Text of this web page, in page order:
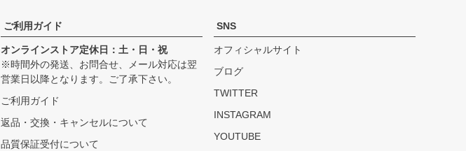
ご利用ガイド
オンラインストア定休日：土・日・祝
※時間外の発送、お問合せ、メール対応は翌
営業日以降となります。ご了承下さい。
ご利用ガイド
返品・交換・キャンセルについて
品質保証受付について
SNS
オフィシャルサイト
ブログ
TWITTER
INSTAGRAM
YOUTUBE